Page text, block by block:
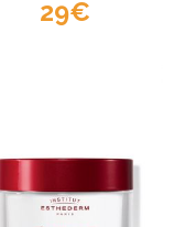
OSMOCLEAN
29